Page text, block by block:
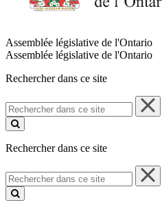
Assemblée législative de l'Ontario
Assemblée législative de l'Ontario
Rechercher dans ce site
Rechercher
dans
ce
Rechercher dans ce site
Rechercher
dans
ce